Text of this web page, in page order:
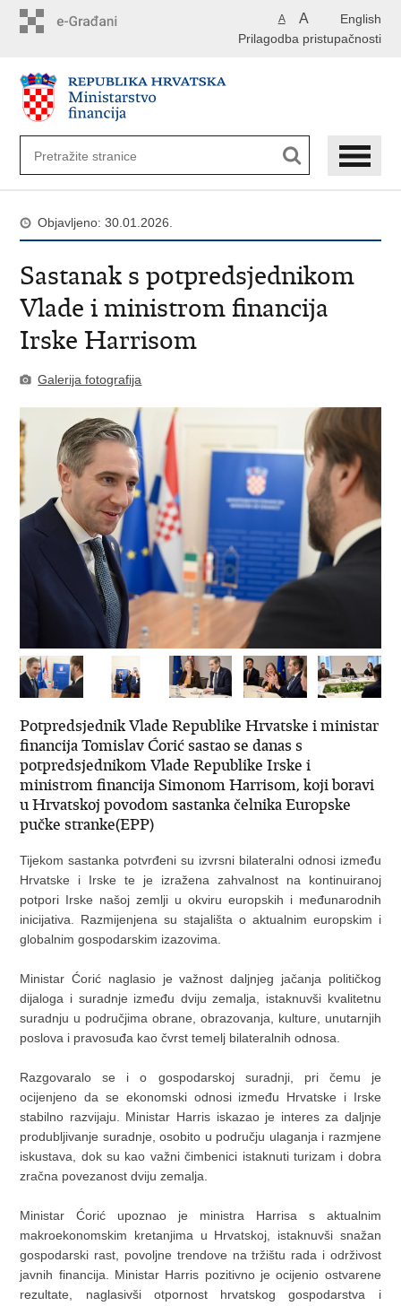
English
A A
Prilagodba pristupačnosti
Objavljeno: 30.01.2026.
Sastanak s potpredsjednikom
Vlade i ministrom financija
Irske Harrisom
Galerija fotografija
Potpredsjednik Vlade Republike Hrvatske i ministar
financija Tomislav Ćorić sastao se danas s
potpredsjednikom Vlade Republike Irske i
ministrom financija Simonom Harrisom, koji boravi
u Hrvatskoj povodom sastanka čelnika Europske
pučke stranke(EPP)
Tijekom sastanka potvrđeni su izvrsni bilateralni odnosi između
Hrvatske i Irske te je izražena zahvalnost na kontinuiranoj
potpori Irske našoj zemlji u okviru europskih i međunarodnih
inicijativa. Razmijenjena su stajališta o aktualnim europskim i
globalnim gospodarskim izazovima.
Ministar Ćorić naglasio je važnost daljnjeg jačanja političkog
dijaloga i suradnje između dviju zemalja, istaknuvši kvalitetnu
suradnju u područjima obrane, obrazovanja, kulture, unutarnjih
poslova i pravosuđa kao čvrst temelj bilateralnih odnosa.
Razgovaralo se i o gospodarskoj suradnji, pri čemu je
ocijenjeno da se ekonomski odnosi između Hrvatske i Irske
stabilno razvijaju. Ministar Harris iskazao je interes za daljnje
produbljivanje suradnje, osobito u području ulaganja i razmjene
iskustava, dok su kao važni čimbenici istaknuti turizam i dobra
zračna povezanost dviju zemalja.
Ministar Ćorić upoznao je ministra Harrisa s aktualnim
makroekonomskim kretanjima u Hrvatskoj, istaknuvši snažan
gospodarski rast, povoljne trendove na tržištu rada i održivost
javnih financija. Ministar Harris pozitivno je ocijenio ostvarene
rezultate, naglasivši otpornost hrvatskog gospodarstva i